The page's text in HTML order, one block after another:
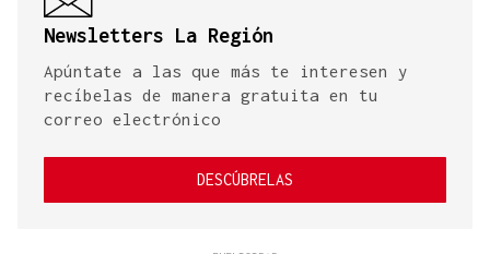
Newsletters La Región
Apúntate a las que más te interesen y
recíbelas de manera gratuita en tu
correo electrónico
DESCÚBRELAS